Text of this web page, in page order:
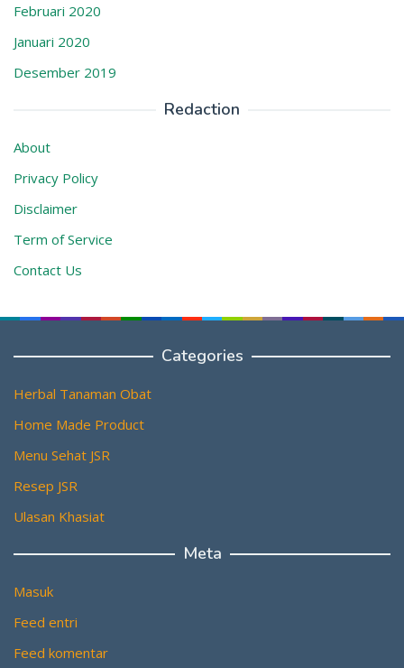
Februari 2020
Januari 2020
Desember 2019
Redaction
About
Privacy Policy
Disclaimer
Term of Service
Contact Us
Categories
Herbal Tanaman Obat
Home Made Product
Menu Sehat JSR
Resep JSR
Ulasan Khasiat
Meta
Masuk
Feed entri
Feed komentar